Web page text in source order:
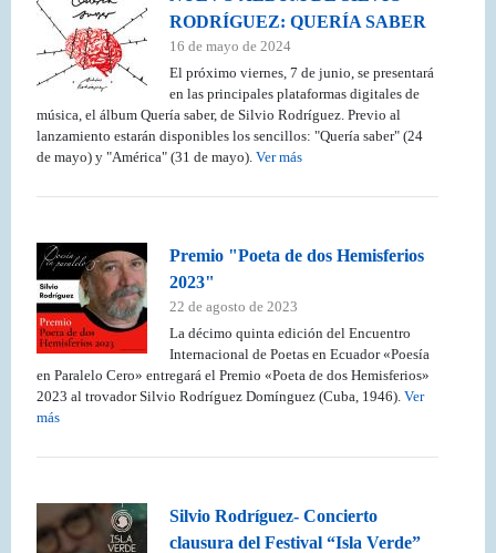
RODRÍGUEZ: QUERÍA SABER
16 de mayo de 2024
El próximo viernes, 7 de junio, se presentará
en las principales plataformas digitales de
música, el álbum Quería saber, de Silvio Rodríguez. Previo al
lanzamiento estarán disponibles los sencillos: "Quería saber" (24
de mayo) y "América" (31 de mayo). Ver más
Premio "Poeta de dos Hemisferios
2023"
22 de agosto de 2023
La décimo quinta edición del Encuentro
Internacional de Poetas en Ecuador «Poesía
en Paralelo Cero» entregará el Premio «Poeta de dos Hemisferios»
2023 al trovador Silvio Rodríguez Domínguez (Cuba, 1946). Ver
más
Silvio Rodríguez- Concierto
clausura del Festival “Isla Verde”